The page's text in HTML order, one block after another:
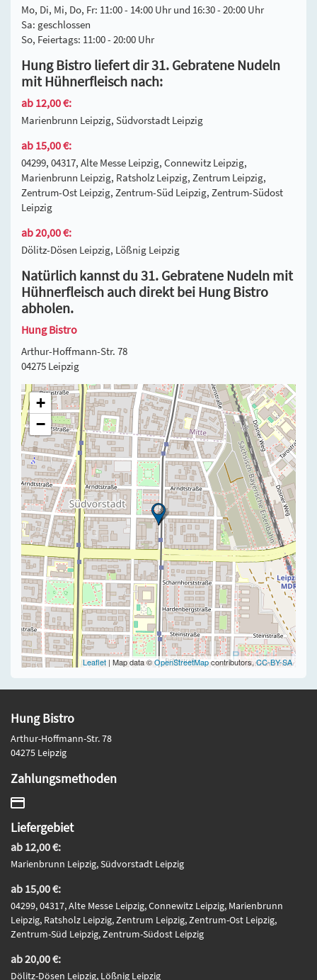
Mo, Di, Mi, Do, Fr: 11:00 - 14:00 Uhr und 16:30 - 20:00 Uhr
Sa: geschlossen
So, Feiertags: 11:00 - 20:00 Uhr
Hung Bistro liefert dir 31. Gebratene Nudeln
mit Hühnerfleisch nach:
ab 12,00 €:
Marienbrunn Leipzig, Südvorstadt Leipzig
ab 15,00 €:
04299, 04317, Alte Messe Leipzig, Connewitz Leipzig,
Marienbrunn Leipzig, Ratsholz Leipzig, Zentrum Leipzig,
Zentrum-Ost Leipzig, Zentrum-Süd Leipzig, Zentrum-Südost
Leipzig
ab 20,00 €:
Dölitz-Dösen Leipzig, Lößnig Leipzig
Natürlich kannst du 31. Gebratene Nudeln mit
Hühnerfleisch auch direkt bei Hung Bistro
abholen.
Hung Bistro
Arthur-Hoffmann-Str. 78
04275 Leipzig
+
−
Leaflet | Map data ©OpenStreetMapcontributors,CC-BY-SA
Hung Bistro
Arthur-Hoffmann-Str. 78
04275 Leipzig
Zahlungsmethoden
Liefergebiet
ab 12,00 €:
Marienbrunn Leipzig, Südvorstadt Leipzig
ab 15,00 €:
04299, 04317, Alte Messe Leipzig, Connewitz Leipzig, Marienbrunn
Leipzig, Ratsholz Leipzig, Zentrum Leipzig, Zentrum-Ost Leipzig,
Zentrum-Süd Leipzig, Zentrum-Südost Leipzig
ab 20,00 €:
Dölitz-Dösen Leipzig, Lößnig Leipzig